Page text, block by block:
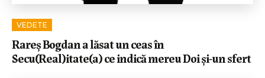
VEDETE
Rareș Bogdan a lăsat un ceas în
Secu(Real)itate(a) ce indică mereu Doi și-un sfert